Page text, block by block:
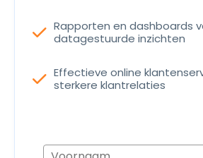
Rapporten en dashboards
datagestuurde inzichten
check
Effectieve online
sterkere klantrelaties
check